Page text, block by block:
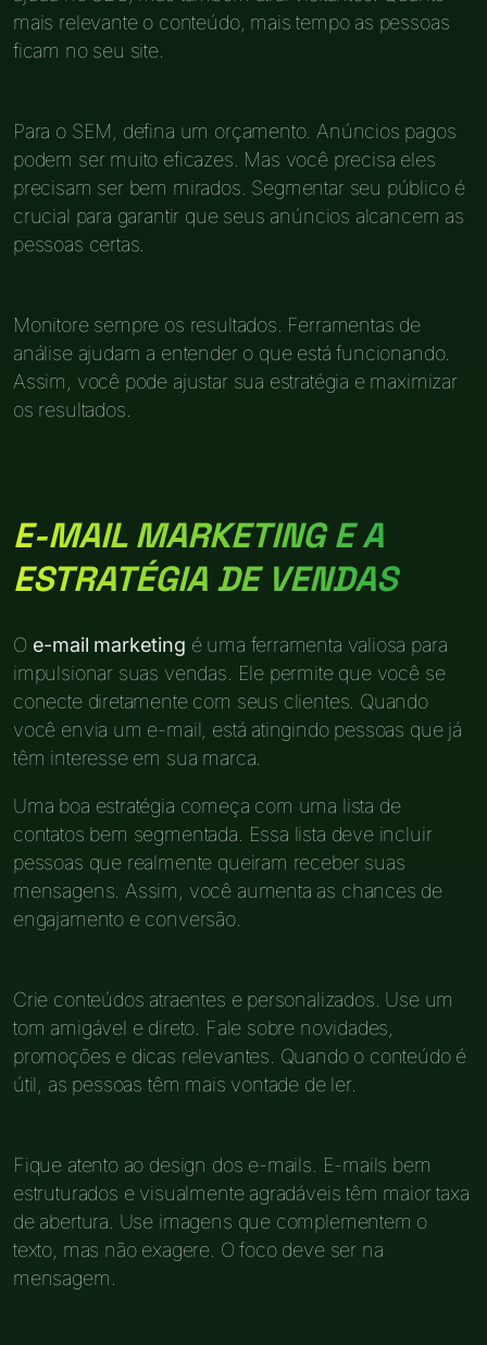
mais relevante o conteúdo, mais tempo as pessoas
ficam no seu site.
Para o SEM, defina um orçamento. Anúncios pagos
podem ser muito eficazes. Mas você precisa eles
precisam ser bem mirados. Segmentar seu público é
crucial para garantir que seus anúncios alcancem as
pessoas certas.
Monitore sempre os resultados. Ferramentas de
análise ajudam a entender o que está funcionando.
Assim, você pode ajustar sua estratégia e maximizar
os resultados.
E-MAIL MARKETING E A
ESTRATÉGIA DE VENDAS
O e-mail marketing é uma ferramenta valiosa para
impulsionar suas vendas. Ele permite que você se
conecte diretamente com seus clientes. Quando
você envia um e-mail, está atingindo pessoas que já
têm interesse em sua marca.
Uma boa estratégia começa com uma lista de
contatos bem segmentada. Essa lista deve incluir
pessoas que realmente queiram receber suas
mensagens. Assim, você aumenta as chances de
engajamento e conversão.
Crie conteúdos atraentes e personalizados. Use um
tom amigável e direto. Fale sobre novidades,
promoções e dicas relevantes. Quando o conteúdo é
útil, as pessoas têm mais vontade de ler.
Fique atento ao design dos e-mails. E-mails bem
estruturados e visualmente agradáveis têm maior taxa
de abertura. Use imagens que complementem o
texto, mas não exagere. O foco deve ser na
mensagem.